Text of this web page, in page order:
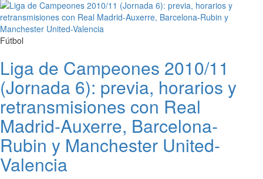
Fútbol
Liga de Campeones 2010/11
(Jornada 6): previa, horarios y
retransmisiones con Real
Madrid-Auxerre, Barcelona-
Rubin y Manchester United-
Valencia